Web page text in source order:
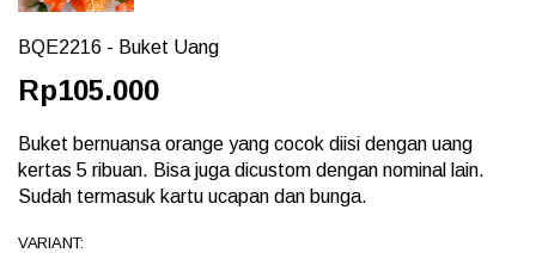
BQE2216 - Buket Uang
Rp105.000
Buket bernuansa orange yang cocok diisi dengan uang
kertas 5 ribuan. Bisa juga dicustom dengan nominal lain.
Sudah termasuk kartu ucapan dan bunga.
VARIANT: